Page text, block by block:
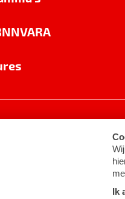
Cookie-instellingen